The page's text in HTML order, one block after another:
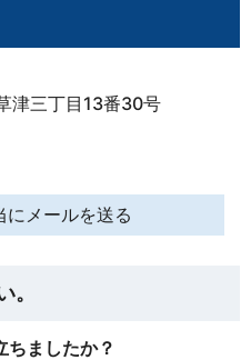
津三丁目13番30号
にメールを送る
。
ちましたか？